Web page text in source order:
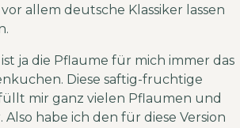
allem deutsche Klassiker lassen
ja die Pflaume für mich immer das
Diese saftig-fruchtige
mir ganz vielen Pflaumen und
habe ich den für diese Version